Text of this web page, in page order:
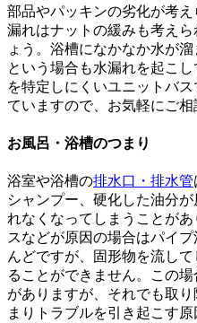
部品やパッキンの劣化が考
漏れはナットの緩みも考え
ょう。浴槽になかなか水が
という場合も水漏れを起こ
を特定しにくいユニットバ
ていますので、お気軽にご相
お風呂・浴槽のつまり
浴室や浴槽の排水口・排水管
シャンプー、硬化した油分
れなくなってしまうことが
スなどが原因の場合はパイ
んどですが、固形物を流し
ることができません。この
がありますが、それでも取
まりトラブルを引き起こす